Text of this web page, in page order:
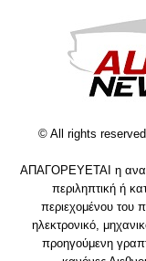
© All rights
ΑΠΑΓΟΡΕΥΕΤΑΙ η
περιληπτική ή
περιεχομένου του
ηλεκτρονικό,
προηγούμενη